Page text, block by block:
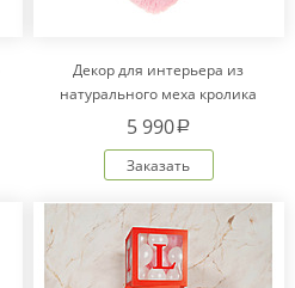
Декор для интерьера из
натурального меха кролика
Рекс "Сердце" IM20601
5 990a
Заказать